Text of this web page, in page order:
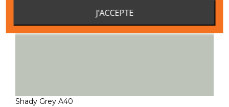
Shady Grey A40
J'ACCEPTE